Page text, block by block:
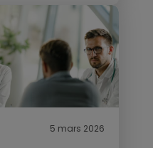
5 mars 2026